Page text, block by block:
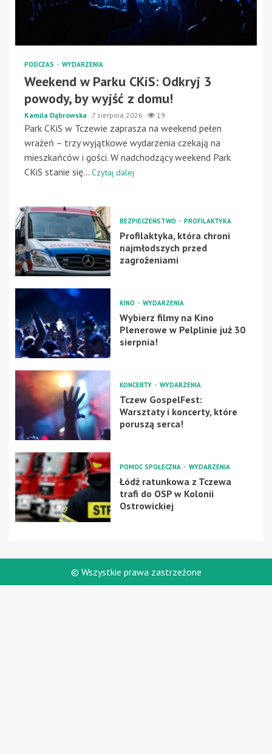
PODCZAS WYDARZENIA
Weekend w Parku CKiS: Odkryj 3
powody, by wyjść z domu!
Kamila Dąbrowska 7 sierpnia 2026 19
Park CKiS w Tczewie zaprasza na weekend pełen
wrażeń – trzy wyjątkowe wydarzenia czekają na
mieszkańców i gości. W nadchodzący weekend Park
CKiS stanie się... Czytaj dalej
BEZPIECZEŃSTWO PROFILAKTYKA
Profilaktyka, która chroni
najmłodszych przed
zagrożeniami
KINO WYDARZENIA
Wybierz filmy na Kino
Plenerowe w Pelplinie już 30
sierpnia!
KONCERTY WYDARZENIA
Tczew GospelFest:
Warsztaty i koncerty, które
poruszą serca!
POMOC SPOŁECZNA WYDARZENIA
Łódź ratunkowa z Tczewa
trafi do OSP w Kolonii
Ostrowickiej
© Wszystkie prawa zastrzeżone